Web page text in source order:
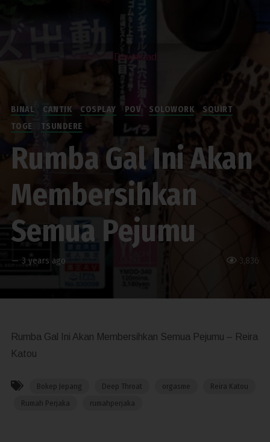
Download
3,836
BINAL CANTIK COSPLAY POV SOLOWORK
SQUIRT
TOGE
TSUNDERE
Rumba Gal Ini Akan
Membersihkan
Semua Pejumu
— 3 years ago
Rumba Gal Ini Akan Membersihkan Semua Pejumu – Reira
Katou
Bokep Jepang Deep Throat orgasme
Reira Katou
Rumah Perjaka
rumahperjaka